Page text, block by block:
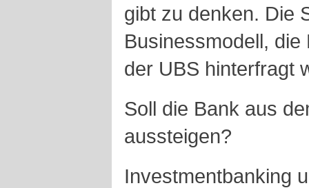
gibt zu denken. Die
Businessmodell,
der UBS hinterfragt
Soll die Bank aus
aussteigen?
Investmentbanking